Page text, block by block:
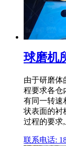
球磨机
由于研磨体
程要求各仓
有同一转速
状表面的衬
过程的要求
联系电话: